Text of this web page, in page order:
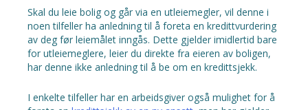
Skal du leie bolig og går via en utleiemegler, vil denne i
noen tilfeller ha anledning til å foreta en kredittvurdering
av deg før leiemålet inngås. Dette gjelder imidlertid bare
for utleiemeglere, leier du direkte fra eieren av boligen,
har denne ikke anledning til å be om en kredittsjekk.
I enkelte tilfeller har en arbeidsgiver også mulighet for å